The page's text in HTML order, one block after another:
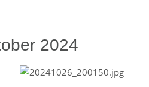
2024